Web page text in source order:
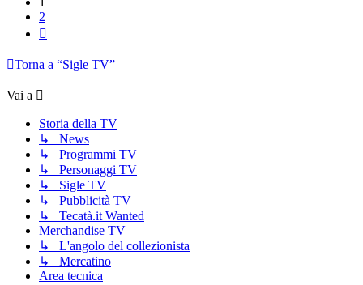
2
Torna a “Sigle TV”
Vai a
Storia della TV
↳ News
↳ Programmi TV
↳ Personaggi TV
↳ Sigle TV
↳ Pubblicità TV
↳ Tecatà.it Wanted
Merchandise TV
↳ L'angolo del collezionista
↳ Mercatino
Area tecnica